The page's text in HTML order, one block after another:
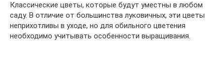
Классические цветы, которые будут уместны в любом
саду. В отличие от большинства луковичных, эти цветы
неприхотливы в уходе, но для обильного цветения
необходимо учитывать особенности выращивания.